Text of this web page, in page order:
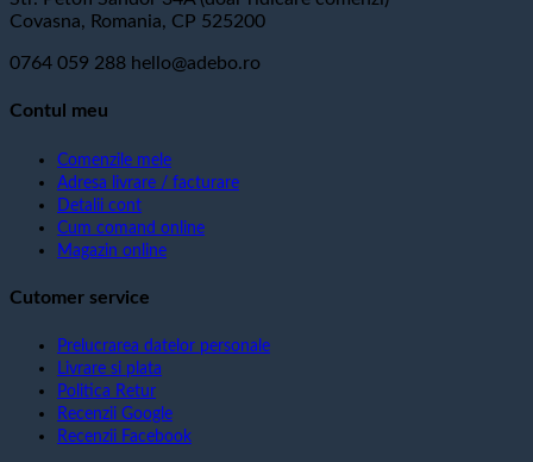
Covasna, Romania, CP 525200
0764 059 288 hello@adebo.ro
Contul meu
Comenzile mele
Adresa livrare / facturare
Detalii cont
Cum comand online
Magazin online
Cutomer service
Prelucrarea datelor personale
Livrare si plata
Politica Retur
Recenzii Google
Recenzii Facebook